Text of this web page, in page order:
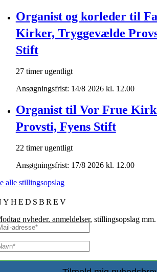
Organist og korleder til
Kirker, Tryggevælde
Stift
27 timer ugentligt
Ansøgningsfrist: 14/8 2026 kl. 12.00
Organist til Vor Frue
Provsti, Fyens Stift
22 timer ugentligt
Ansøgningsfrist: 17/8 2026 kl. 12.00
alle stillingsopslag
nyheder, anmeldelser, stillingsopslag mm.